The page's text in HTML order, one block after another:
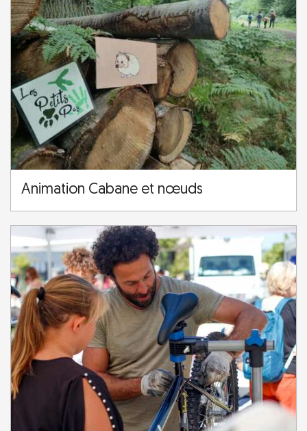
Animation Cabane et nœuds